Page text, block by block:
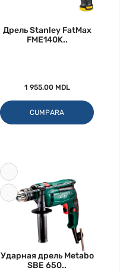
Дрель Stanley FatMax
FME140K..
1 955.00 MDL
CUMPARA
Ударная дрель Metabo
SBE 650..